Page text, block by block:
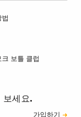
보틀 클럽
보세요.
가입하기